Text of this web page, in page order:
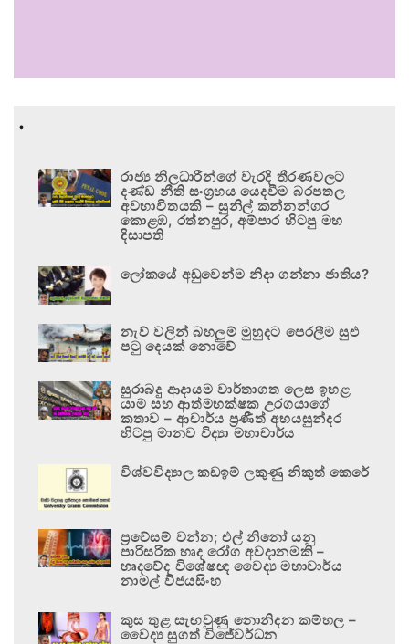
.
රාජ්‍ය නිලධාරීන්ගේ වැරදි තීරණවලට
දණ්ඩ නීති සංග්‍රහය යෙදවීම බරපතල
අවභාවිතයකි – සුනිල් කන්නන්ගර
කොළඹ, රත්නපුර, අම්පාර හිටපු මහ
දිසාපති
ලෝකයේ අඩුවෙන්ම නිදා ගන්නා ජාතිය?
නැව් වලින් බහලුම් මුහුදට පෙරලීම සුළු
පටු දෙයක් නොවේ
සුරාබදු ආදායම වාර්තාගත ලෙස ඉහළ
යාම සහ ආත්මභක්ෂක උරගයාගේ
කතාව – ආචාර්ය ප්‍රණීත් අභයසුන්දර
හිටපු මානව විද්‍යා මහාචාර්ය
විශ්වවිද්‍යාල කඩඉම් ලකුණු නිකුත් කෙරේ
ප්‍රවේසම් වන්න; එල් නිනෝ යනු
පාරිසරික හෘද රෝග අවදානමකි –
හෘදවේද විශේෂඥ වෛද්‍ය මහාචාර්ය
නාමල් විජයසිංහ
කුස තුළ සැඟවුණු නොනිදන කම්හල –
වෛද්‍ය සුගත් විජේවර්ධන